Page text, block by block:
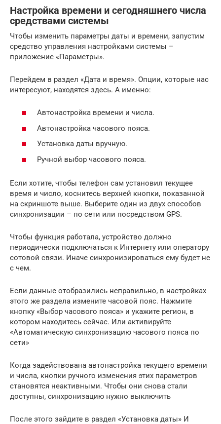
Настройка времени и сегодняшнего числа
средствами системы
Чтобы изменить параметры даты и времени, запустим
средство управления настройками системы –
приложение «Параметры».
Перейдем в раздел «Дата и время». Опции, которые нас
интересуют, находятся здесь. А именно:
Автонастройка времени и числа.
Автонастройка часового пояса.
Установка даты вручную.
Ручной выбор часового пояса.
Если хотите, чтобы телефон сам установил текущее
время и число, коснитесь верхней кнопки, показанной
на скриншоте выше. Выберите один из двух способов
синхронизации – по сети или посредством GPS.
Чтобы функция работала, устройство должно
периодически подключаться к Интернету или оператору
сотовой связи. Иначе синхронизироваться ему будет не
с чем.
Если данные отобразились неправильно, в настройках
этого же раздела измените часовой пояс. Нажмите
кнопку «Выбор часового пояса» и укажите регион, в
котором находитесь сейчас. Или активируйте
«Автоматическую синхронизацию часового пояса по
сети»
Когда задействована автонастройка текущего времени
и числа, кнопки ручного изменения этих параметров
становятся неактивными. Чтобы они снова стали
доступны, синхронизацию нужно выключить
После этого зайдите в раздел «Установка даты» И